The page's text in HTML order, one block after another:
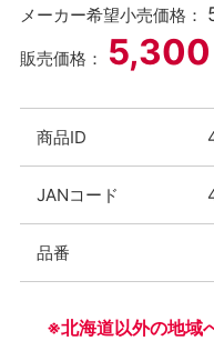
メーカー希望小売価格：
販売価格： 5,300
商品ID
JANコード
品番
※北海道以外の地域